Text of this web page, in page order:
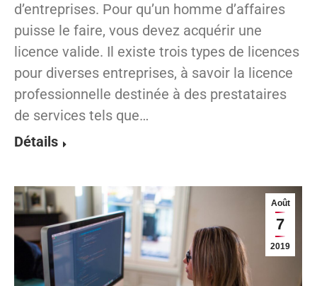
d’entreprises. Pour qu’un homme d’affaires
puisse le faire, vous devez acquérir une
licence valide. Il existe trois types de licences
pour diverses entreprises, à savoir la licence
professionnelle destinée à des prestataires
de services tels que…
Détails
Août
7
2019